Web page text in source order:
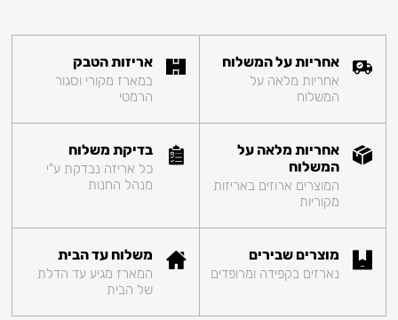
אחריות על המשלוח
אחריות מלאה על
המשלוח
אריזות הטבק
במארז מקורי וסגור
הרמטי
אחריות מלאה על
המשלוח
המוצרים ארוזים באריזות
מקוריות
בדיקת משלוח
כל אריזה נבדקת ע"י
מנהל החנות
מוצרים שבירים
נארזים בקפידה ומרופדים
משלוח עד הבית
המארז מגיע עד הדלת
של הבית